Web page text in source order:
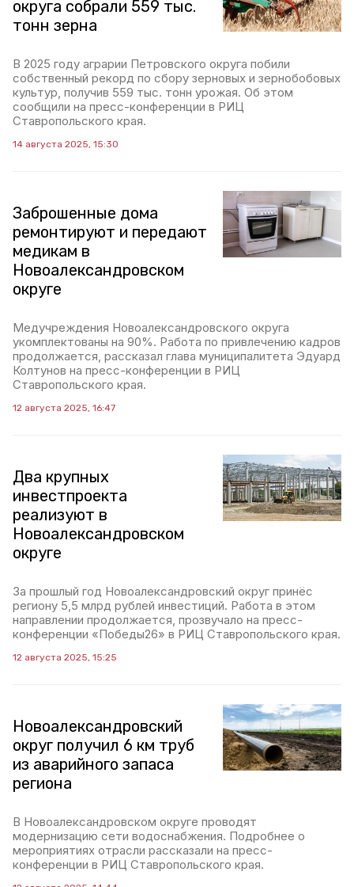
округа собрали 559 тыс.
тонн зерна
В 2025 году аграрии Петровского округа побили
собственный рекорд по сбору зерновых и зернобобовых
культур, получив 559 тыс. тонн урожая. Об этом
сообщили на пресс-конференции в РИЦ
Ставропольского края.
14 августа 2025, 15:30
Заброшенные дома
ремонтируют и передают
медикам в
Новоалександровском
округе
Медучреждения Новоалександровского округа
укомплектованы на 90%. Работа по привлечению кадров
продолжается, рассказал глава муниципалитета Эдуард
Колтунов на пресс-конференции в РИЦ
Ставропольского края.
12 августа 2025, 16:47
Два крупных
инвестпроекта
реализуют в
Новоалександровском
округе
За прошлый год Новоалександровский округ принёс
региону 5,5 млрд рублей инвестиций. Работа в этом
направлении продолжается, прозвучало на пресс-
конференции «Победы26» в РИЦ Ставропольского края.
12 августа 2025, 15:25
Новоалександровский
округ получил 6 км труб
из аварийного запаса
региона
В Новоалександровском округе проводят
модернизацию сети водоснабжения. Подробнее о
мероприятиях отрасли рассказали на пресс-
конференции в РИЦ Ставропольского края.